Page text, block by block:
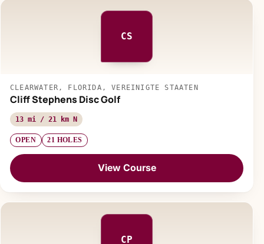
CS
CLEARWATER, FLORIDA, VEREINIGTE STAATEN
Cliff Stephens Disc Golf
13 mi / 21 km N
OPEN 21 HOLES
View Course
CP